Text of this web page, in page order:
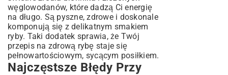
węglowodanów, które dadzą Ci energię
na długo. Są pyszne, zdrowe i doskonale
komponują się z delikatnym smakiem
ryby. Taki dodatek sprawia, że Twój
przepis na zdrową rybę staje się
pełnowartościowym, sycącym posiłkiem.
Najczęstsze Błędy Przy